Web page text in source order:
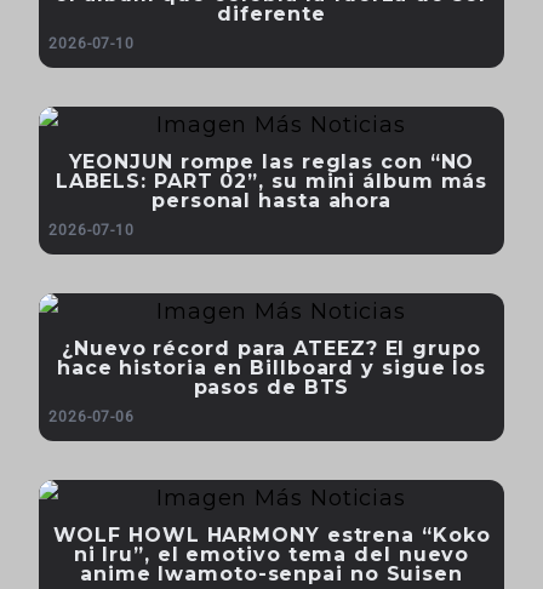
diferente
2026-07-10
YEONJUN rompe las reglas con “NO
LABELS: PART 02”, su mini álbum más
personal hasta ahora
2026-07-10
¿Nuevo récord para ATEEZ? El grupo
hace historia en Billboard y sigue los
pasos de BTS
2026-07-06
WOLF HOWL HARMONY estrena “Koko
ni Iru”, el emotivo tema del nuevo
anime Iwamoto-senpai no Suisen